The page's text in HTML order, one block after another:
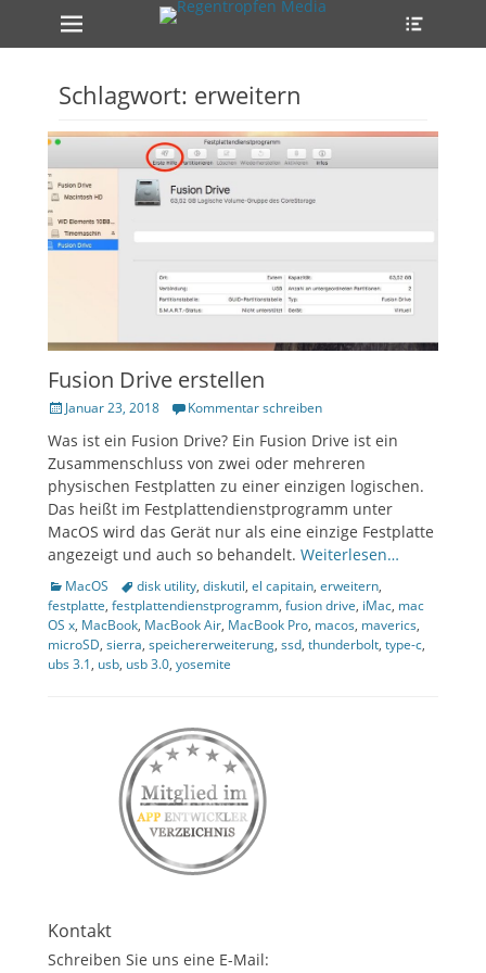
Erstes Menü
Zum
Inhalt:
Schlagwort: erweitern
Fusion Drive erstellen
Veröffentlicht
Januar 23, 2018 Kommentar schreiben
Was ist ein Fusion Drive? Ein Fusion Drive ist ein
Zusammenschluss von zwei oder mehreren
physischen Festplatten zu einer einzigen logischen.
Das heißt im Festplattendienstprogramm unter
MacOS wird das Gerät nur als eine einzige Festplatte
angezeigt und auch so behandelt. Weiterlesen…
Kategorien
MacOS Tagsdisk utility, diskutil, el capitain, erweitern,
festplatte, festplattendienstprogramm, fusion drive, iMac, mac
OS x, MacBook, MacBook Air, MacBook Pro, macos, maverics,
microSD, sierra, speichererweiterung, ssd, thunderbolt, type-c,
ubs 3.1, usb, usb 3.0, yosemite
Kontakt
Schreiben Sie uns eine E-Mail: